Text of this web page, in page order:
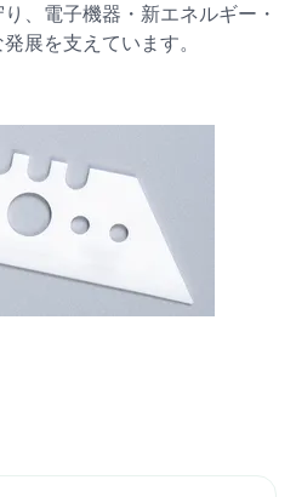
、電子機器・新エネルギー・
展を支えています。